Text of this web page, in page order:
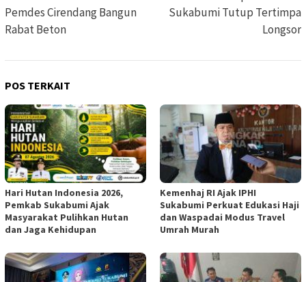
Pemdes Cirendang Bangun
Rabat Beton
Sukabumi Tutup Tertimpa
Longsor
POS TERKAIT
Hari Hutan Indonesia 2026,
Pemkab Sukabumi Ajak
Masyarakat Pulihkan Hutan
dan Jaga Kehidupan
Kemenhaj RI Ajak IPHI
Sukabumi Perkuat Edukasi Haji
dan Waspadai Modus Travel
Umrah Murah